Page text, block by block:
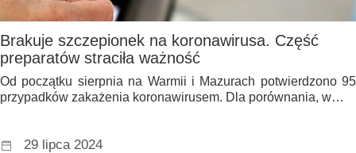
Brakuje szczepionek na koronawirusa. Część
preparatów straciła ważność
Od początku sierpnia na Warmii i Mazurach potwierdzono 95
przypadków zakażenia koronawirusem. Dla porównania, w…
29 lipca 2024